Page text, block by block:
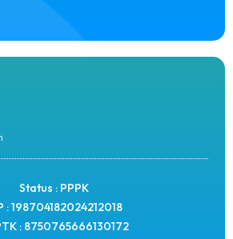
Status : PPPK
: 198704182024212018
: 8750765666130172